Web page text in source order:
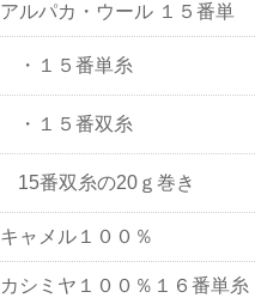
毛糸-２０ｇ巻き
アルパカ・ウール １５番単
糸、双糸
・１５番単糸
・１５番双糸
15番双糸の20ｇ巻き
キャメル１００％
カシミヤ１００％１６番単糸